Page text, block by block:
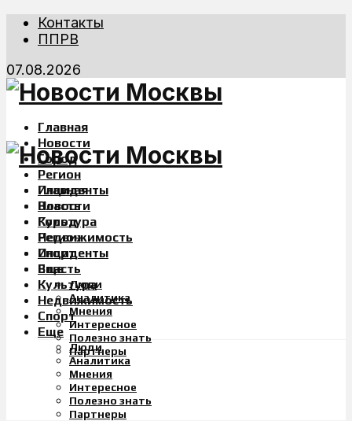
Контакты
ППРВ
07.08.2026
Главная
Новости
Город
Регион
Инциденты
Власть
Культура
Недвижимость
Спорт
Еще
Люди
Аналитика
Мнения
Интересное
Полезно знать
Партнеры
Главная
Новости
Город
Регион
Инциденты
Власть
Культура
Недвижимость
Спорт
Еще
Люди
Аналитика
Мнения
Интересное
Полезно знать
Партнеры